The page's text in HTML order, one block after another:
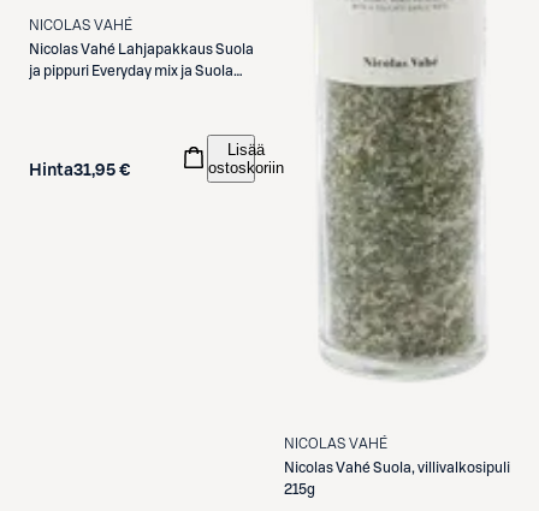
NICOLAS VAHÉ
Nicolas Vahé
Lahjapakkaus Suola
ja pippuri Everyday mix ja Suola
Hinta31,95 €
Lisää
ostoskoriin
NICOLAS VAHÉ
Nicolas VahéSuola, villivalkosipuli
215g